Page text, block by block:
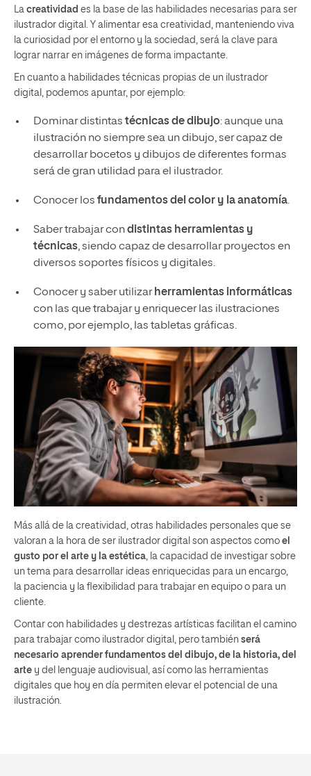
La creatividad es la base de las habilidades necesarias para ser
ilustrador digital. Y alimentar esa creatividad, manteniendo viva
la curiosidad por el entorno y la sociedad, será la clave para
lograr narrar en imágenes de forma impactante.
En cuanto a habilidades técnicas propias de un ilustrador
digital, podemos apuntar, por ejemplo:
Dominar distintas técnicas de dibujo: aunque una
ilustración no siempre sea un dibujo, ser capaz de
desarrollar bocetos y dibujos de diferentes formas
será de gran utilidad para el ilustrador.
Conocer los fundamentos del color y la anatomía.
Saber trabajar condistintas herramientas y
técnicas, siendo capaz de desarrollar proyectos en
diversos soportes físicos y digitales.
Conocer y saber utilizar herramientas informáticas
con las que trabajar y enriquecer las ilustraciones
como, por ejemplo, las tabletas gráficas.
Más allá de la creatividad, otras habilidades personales que se
valoran a la hora de ser ilustrador digital son aspectos como el
gusto por el arte y la estética , la capacidad de investigar sobre
un tema para desarrollar ideas enriquecidas para un encargo,
la paciencia y la flexibilidad para trabajar en equipo o para un
cliente.
Contar con habilidades y destrezas artísticas facilitan el camino
para trabajar como ilustrador digital, pero también será
necesario aprender fundamentos del dibujo, de la historia, del
arte y del lenguaje audiovisual, así como las herramientas
digitales que hoy en día permiten elevar el potencial de una
ilustración.